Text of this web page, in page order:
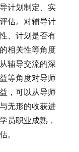
计划制定、实
估。对辅导计
、计划是否有
相关性等角度
辅导交流的深
等角度对导师
，可以从导师
无形的收获进
员职业成熟，
。